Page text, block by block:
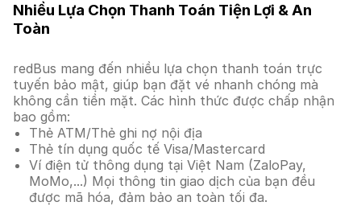
Nhiều Lựa Chọn Thanh Toán Tiện Lợi & An
Toàn
redBus mang đến nhiều lựa chọn thanh toán trực
tuyến bảo mật, giúp bạn đặt vé nhanh chóng mà
không cần tiền mặt. Các hình thức được chấp nhận
bao gồm:
Thẻ ATM/Thẻ ghi nợ nội địa
Thẻ tín dụng quốc tế Visa/Mastercard
Ví điện tử thông dụng tại Việt Nam (ZaloPay,
MoMo,...) Mọi thông tin giao dịch của bạn đều
được mã hóa, đảm bảo an toàn tối đa.